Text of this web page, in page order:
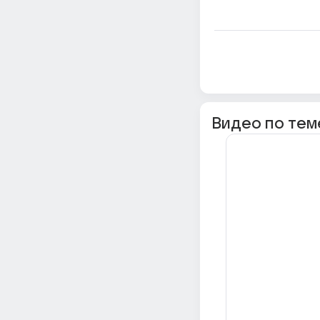
Видео по